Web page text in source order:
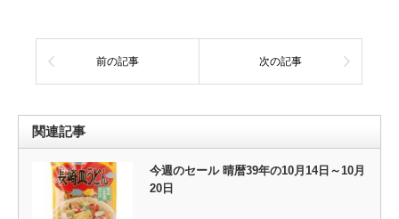
前の記事 次の記事
関連記事
今週のセール 晴暦39年の10月14日～10月
20日